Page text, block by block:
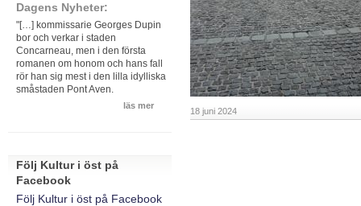
18 juni 2024
Dagens Nyheter:
"[…] kommissarie Georges Dupin
bor och verkar i staden
Concarneau, men i den första
romanen om honom och hans fall
rör han sig mest i den lilla idylliska
småstaden Pont Aven.
läs mer
Följ Kultur i öst på
Facebook
Följ Kultur i öst på Facebook